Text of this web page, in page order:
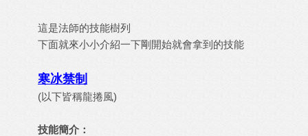
這是法師的技能樹列
下面就來小小介紹一下剛開始就會拿到的技能
寒冰禁制
(以下皆稱龍捲風)
技能簡介：